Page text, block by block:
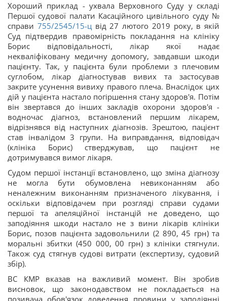
Хороший приклад - ухвала Верховного Суду у складі
Першої судової палати Касаційного цивільного суду №
справи 755/2545/15-цвід 27 лютого 2019 року, в якій
Суд підтвердив правомірність покладання на клініку
Борис відповідальності, лікар якої надає
некваліфіковану медичну допомогу, завдавши шкоди
пацієнту. Так, у пацієнта були проблеми з плечовим
суглобом, лікар діагностував вивих та застосував
закрите усунення вивиху правого плеча. Внаслідок цих
дій у пацієнта настало погіршення стану здоров'я. Потім
він звертався до інших закладів охорони здоров'я -
водночас діагноз, встановлений першим лікарем,
відрізнявся від наступних діагнозів. Зрештою, пацієнт
став інвалідом 3 групи. На виправдання, відповідач
(клініка Борис) стверджував, що пацієнт не
дотримувався вимог лікаря.
Судом першої інстанції встановлено, що зміна діагнозу
не могла бути обумовлена ​​невиконанням або
неналежним виконанням призначеного лікування, і
оскільки відповідачем при розгляді справи судами
першої та апеляційної інстанцій не доведено, що
заподіяння шкоди настало не з вини лікарів клініки
Борис, позов пацієнта задовольнили (2 890, 45 грн) та
моральні збитки (450 000, 00 грн) з клініки стягнули.
Також суд стягнув судові витрати (експертизу, судовий
збір).
ВС КМР вказав на важливий момент. Він зробив
висновок, що законодавством не покладається на